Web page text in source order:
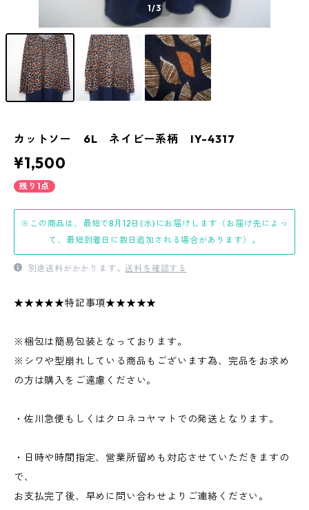
1/3
カットソー 6L ネイビー系柄 IY-4317
¥1,500
残り1点
※この商品は、最短で8月12日(水)にお届けします（お届け先によっ
て、最短到着日に数日追加される場合があります）。
別途送料がかかります。送料を確認する
★★★★★特記事項★★★★★
※梱包は簡易包装となっております。
※シワや型崩れしている商品もございます為、完品をお求め
の方は購入をご遠慮ください。
・佐川急便もしくはクロネコヤマトでの発送となります。
・日時や時間指定、営業所留めも対応させていただきますの
で、
お支払完了後、早めに問い合わせよりご連絡ください。